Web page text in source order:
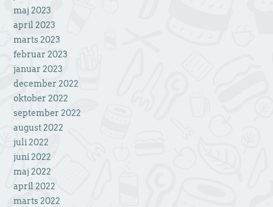
maj 2023
april 2023
marts 2023
februar 2023
januar 2023
december 2022
oktober 2022
september 2022
august 2022
juli 2022
juni 2022
maj 2022
april 2022
marts 2022